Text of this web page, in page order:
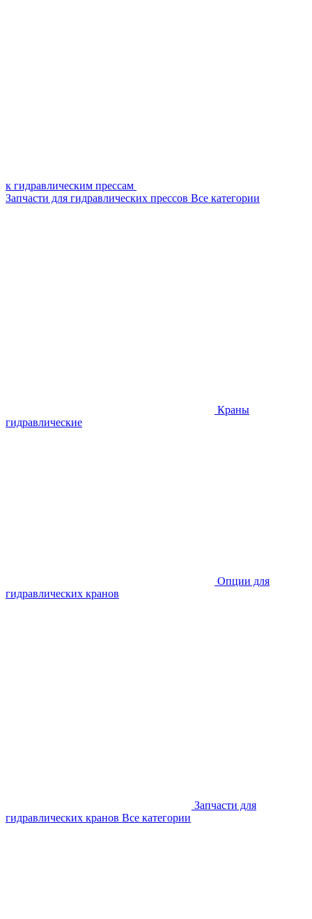
к гидравлическим прессам
Запчасти для гидравлических прессов Все категории
Краны
гидравлические
Опции для
гидравлических кранов
Запчасти для
гидравлических кранов Все категории